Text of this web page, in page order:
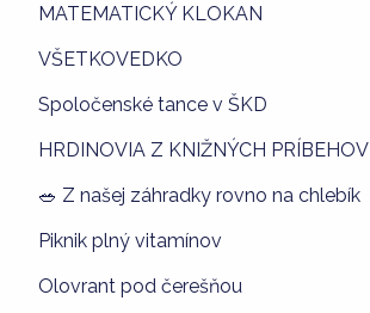
MATEMATICKÝ KLOKAN
VŠETKOVEDKO
Spoločenské tance v ŠKD
HRDINOVIA Z KNIŽNÝCH PRÍBEHOV
🥗 Z našej záhradky rovno na chlebík
Piknik plný vitamínov
Olovrant pod čerešňou